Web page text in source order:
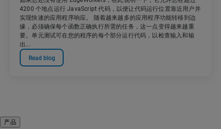
4200 个地点运行 JavaScript 代码，以便让代码运行位置靠近用户并
实现快速的应用程序响应。 随着越来越多的应用程序功能转移到边
缘，必须确保每个函数正确执行所需的任务，这一点变得越来越重
要。单元测试可在您的程序的每个部分运行代码，以检查输入和输
出...
Read blog
产品